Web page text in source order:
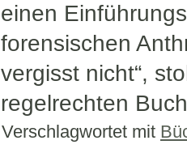
einen
forensischen
vergisst nicht“,
regelrechten
Verschlagwortet mit